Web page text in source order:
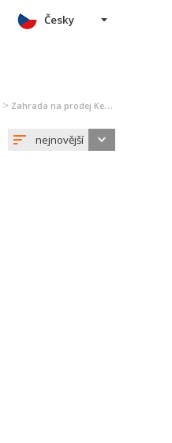
Česky
> Zahrada na prodej Kečkovce
nejnovější